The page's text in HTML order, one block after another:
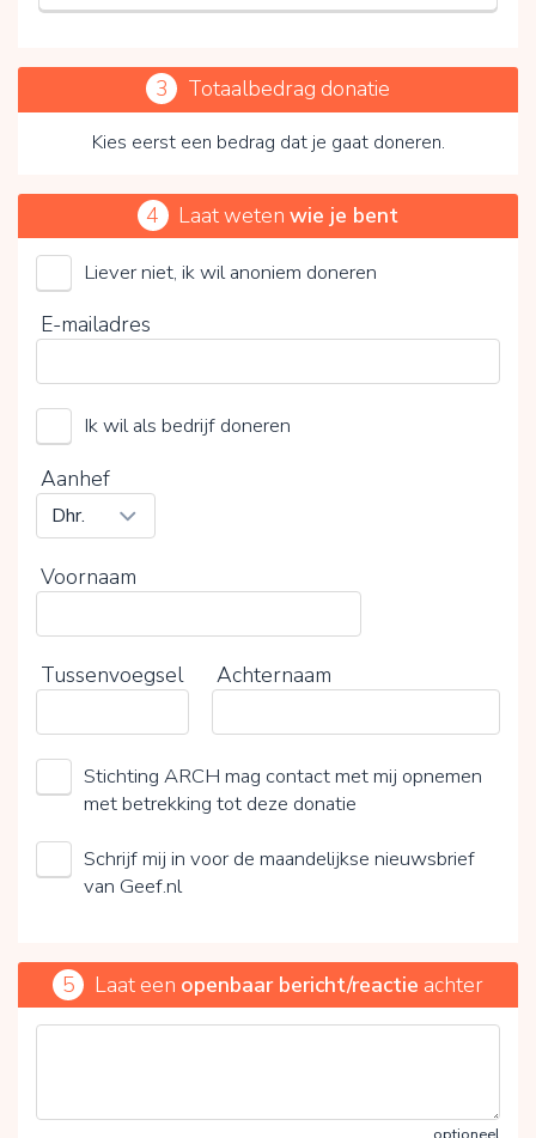
3 Totaalbedrag donatie
Kies eerst een bedrag dat je gaat doneren.
Door op V te klikken kies je wel of geen vrijwillige
4 Laat wetenwie je bent
Liever niet, ik wil anoniem doneren
E-mailadres
Ik wil als bedrijf doneren
Aanhef
Voornaam
Tussenvoegsel Achternaam
Stichting ARCH mag contact met mij opnemen
met betrekking tot deze donatie
Schrijf mij in voor de maandelijkse nieuwsbrief
van Geef.nl
5 Laat een openbaar bericht/reactie achter